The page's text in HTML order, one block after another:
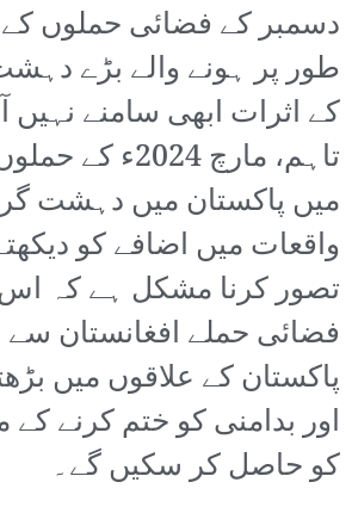
دسمبر کے فضائی حملوں کے
طور پر ہونے والے بڑے
کے اثرات ابھی سامنے نہیں
تاہم، مارچ
میں پاکستان میں دہشت
واقعات میں اضافے کو
تصور کرنا مشکل ہے کہ
فضائی حملے افغانستان
پاکستان کے علاقوں میں
اور بدامنی کو ختم کرنے
کو حاصل کر سکیں گے۔